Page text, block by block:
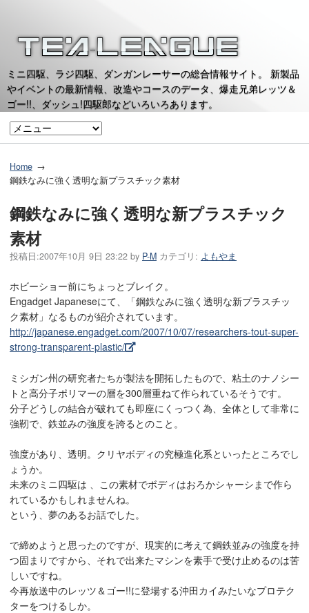
ミニ四駆、ラジ四駆、ダンガンレーサーの総合情報サイト。 新製品
やイベントの最新情報、改造やコースのデータ、爆走兄弟レッツ＆
ゴー!!、ダッシュ!四駆郎などいろいろあります。
Home
鋼鉄なみに強く透明な新プラスチック素材
鋼鉄なみに強く透明な新プラスチック
素材
投稿日:2007年10月 9日 23:22 by P-M カテゴリ: よもやま
ホビーショー前にちょっとブレイク。
Engadget Japaneseにて、「鋼鉄なみに強く透明な新プラスチッ
ク素材」なるものが紹介されています。
http://japanese.engadget.com/2007/10/07/researchers-tout-super-
strong-transparent-plastic/
ミシガン州の研究者たちが製法を開拓したもので、粘土のナノシー
トと高分子ポリマーの層を300層重ねて作られているそうです。
分子どうしの結合が破れても即座にくっつく為、全体として非常に
強靭で、鉄並みの強度を誇るとのこと。
強度があり、透明。クリヤボディの究極進化系といったところでし
ょうか。
未来のミニ四駆は 、この素材でボディはおろかシャーシまで作ら
れているかもしれませんね。
という、夢のあるお話でした。
で締めようと思ったのですが、現実的に考えて鋼鉄並みの強度を持
つ固まりですから、それで出来たマシンを素手で受け止めるのは苦
しいですね。
今再放送中のレッツ＆ゴー!!に登場する沖田カイみたいなプロテク
ターをつけるしか。